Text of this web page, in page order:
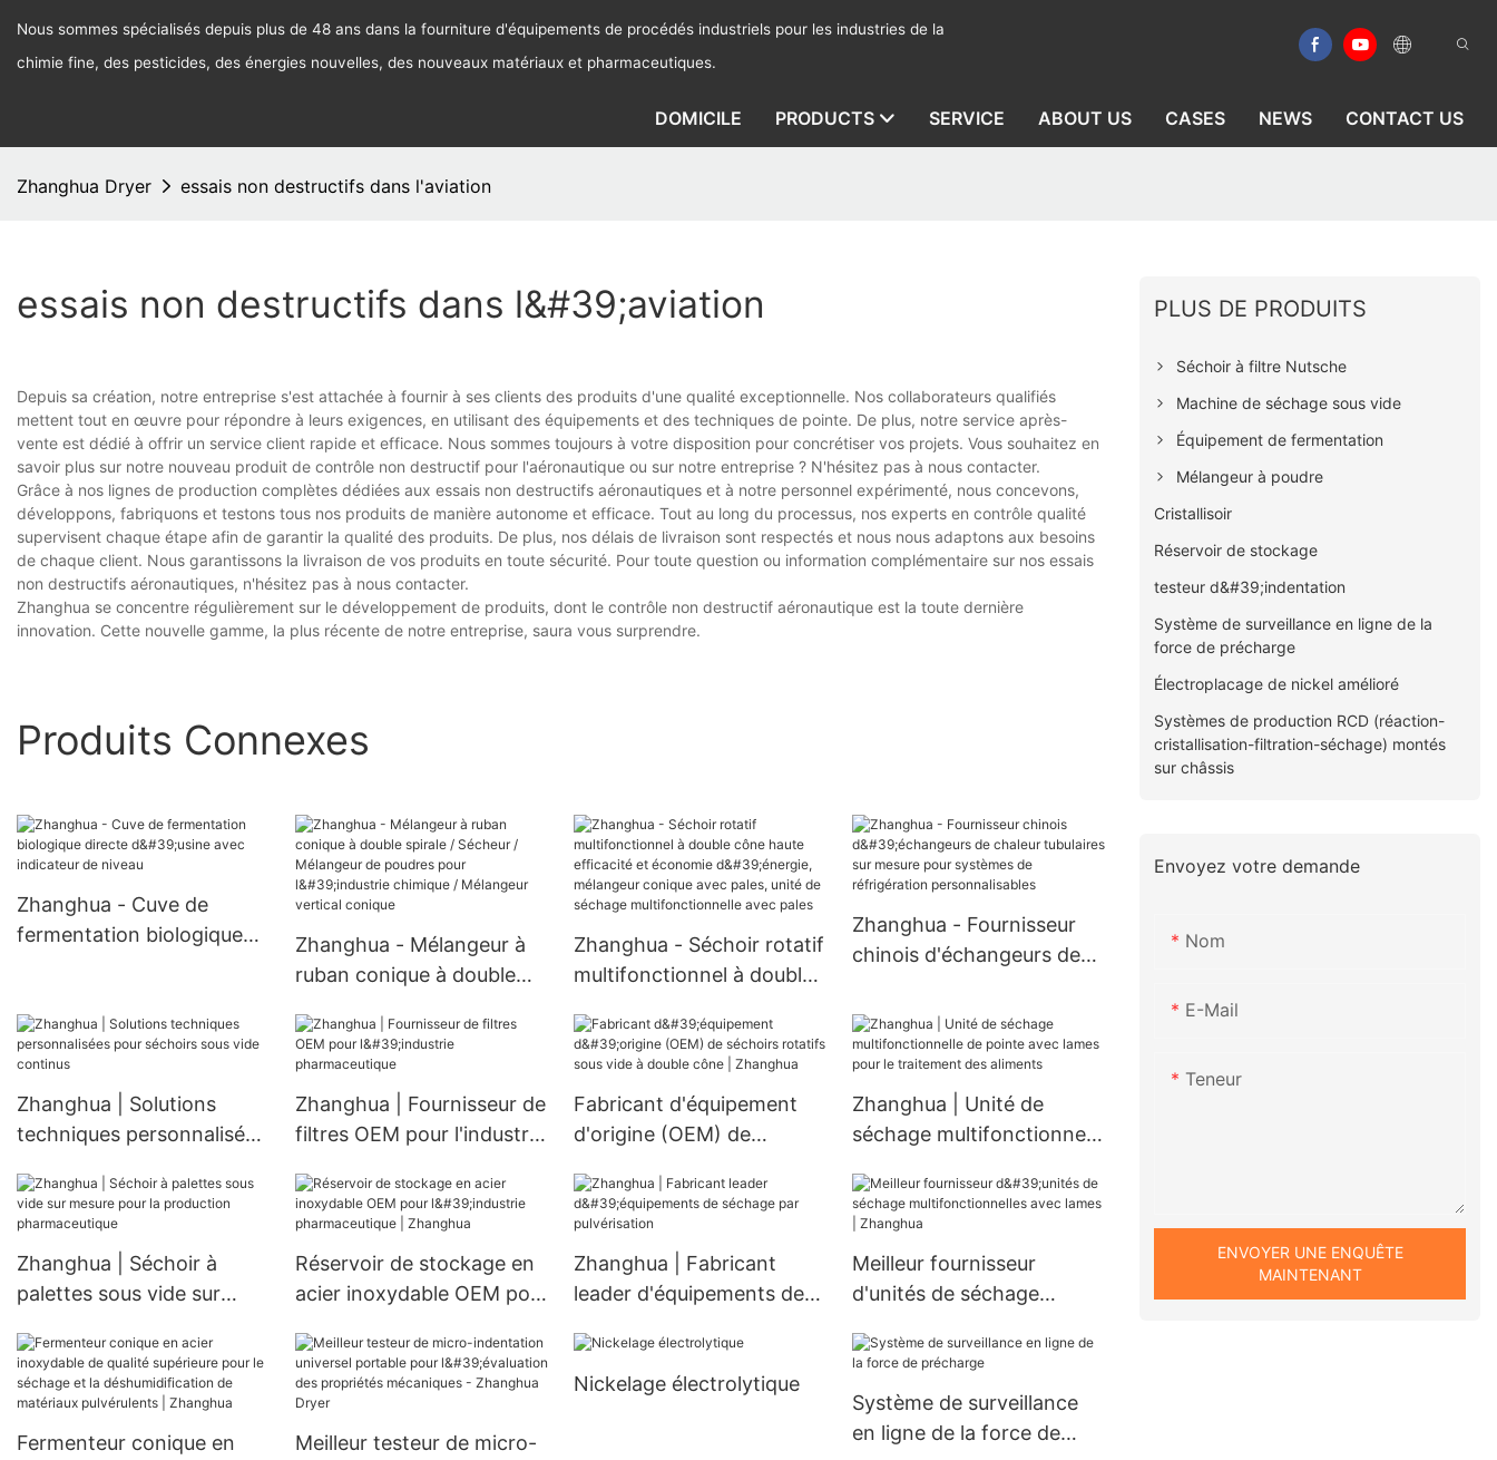
Nous sommes spécialisés depuis plus de 48 ans dans la fourniture d'équipements de procédés industriels pour les industries de la
chimie fine, des pesticides, des énergies nouvelles, des nouveaux matériaux et pharmaceutiques.
DOMICILE PRODUCTS SERVICE ABOUT US CASES NEWS CONTACT US
Zhanghua Dryer essais non destructifs dans l'aviation
essais non destructifs dans l&#39;aviation
Depuis sa création, notre entreprise s'est attachée à fournir à ses clients des produits d'une qualité exceptionnelle. Nos collaborateurs qualifiés
mettent tout en œuvre pour répondre à leurs exigences, en utilisant des équipements et des techniques de pointe. De plus, notre service après-
vente est dédié à offrir un service client rapide et efficace. Nous sommes toujours à votre disposition pour concrétiser vos projets. Vous souhaitez en
savoir plus sur notre nouveau produit de contrôle non destructif pour l'aéronautique ou sur notre entreprise ? N'hésitez pas à nous contacter.
Grâce à nos lignes de production complètes dédiées aux essais non destructifs aéronautiques et à notre personnel expérimenté, nous concevons,
développons, fabriquons et testons tous nos produits de manière autonome et efficace. Tout au long du processus, nos experts en contrôle qualité
supervisent chaque étape afin de garantir la qualité des produits. De plus, nos délais de livraison sont respectés et nous nous adaptons aux besoins
de chaque client. Nous garantissons la livraison de vos produits en toute sécurité. Pour toute question ou information complémentaire sur nos essais
non destructifs aéronautiques, n'hésitez pas à nous contacter.
Zhanghua se concentre régulièrement sur le développement de produits, dont le contrôle non destructif aéronautique est la toute dernière
innovation. Cette nouvelle gamme, la plus récente de notre entreprise, saura vous surprendre.
Produits Connexes
Zhanghua - Cuve de
fermentation biologique
Zhanghua - Mélangeur à
ruban conique à double
Mélangeur de poudres
pour l'industrie chimique /
Mélangeur vertical
conique
Zhanghua - Séchoir rotatif
multifonctionnel à double
économie d'énergie,
mélangeur conique avec
pales, unité de séchage
multifonctionnelle avec
Zhanghua - Fournisseur
chinois d'échangeurs de
mesure pour systèmes de
réfrigération
personnalisables
Zhanghua | Solutions
techniques personnalisées
continus
Zhanghua | Fournisseur de
filtres OEM pour l'industrie
Fabricant d'équipement
d'origine (OEM) de
à double cône | Zhanghua
Zhanghua | Unité de
séchage multifonctionnelle
le traitement des aliments
Zhanghua | Séchoir à
palettes sous vide sur
pharmaceutique
Réservoir de stockage en
acier inoxydable OEM pour
| Zhanghua
Zhanghua | Fabricant
leader d'équipements de
Meilleur fournisseur
d'unités de séchage
lames | Zhanghua
Fermenteur conique en
Meilleur testeur de micro-
Nickelage électrolytique
Système de surveillance
en ligne de la force de
PLUS DE PRODUITS
Séchoir à filtre Nutsche
Machine de séchage sous vide
Équipement de fermentation
Mélangeur à poudre
Cristallisoir
Réservoir de stockage
testeur d&#39;indentation
Système de surveillance en ligne de la
force de précharge
Électroplacage de nickel amélioré
Systèmes de production RCD (réaction-
cristallisation-filtration-séchage) montés
sur châssis
Envoyez votre demande
Nom
E-Mail
Teneur
ENVOYER UNE ENQUÊTE
MAINTENANT